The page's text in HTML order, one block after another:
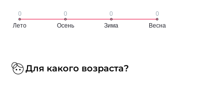
Для какого возраста?